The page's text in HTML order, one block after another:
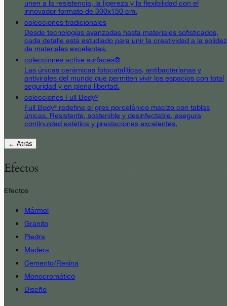
unen a la resistencia, la ligereza y la flexibilidad con el
innovador formato de 300x150 cm.
colecciones tradicionales
Desde tecnologías avanzadas hasta materiales sofisticados,
cada detalle está estudiado para unir la creatividad a la solidez
de materiales excelentes.
colecciones active surfaces®
Las únicas cerámicas fotocatalíticas, antibacterianas y
antivirales del mundo que permiten vivir los espacios con total
seguridad y en plena libertad.
colecciones Full Body³
Full Body³ redefine el gres porcelánico macizo con tablas
únicas. Resistente, sostenible y desinfectable, asegura
continuidad estética y prestaciones excelentes.
← Atrás
Efectos
Efectos
Mármol
Granito
Piedra
Madera
Cemento/Resina
Monocromático
Diseño